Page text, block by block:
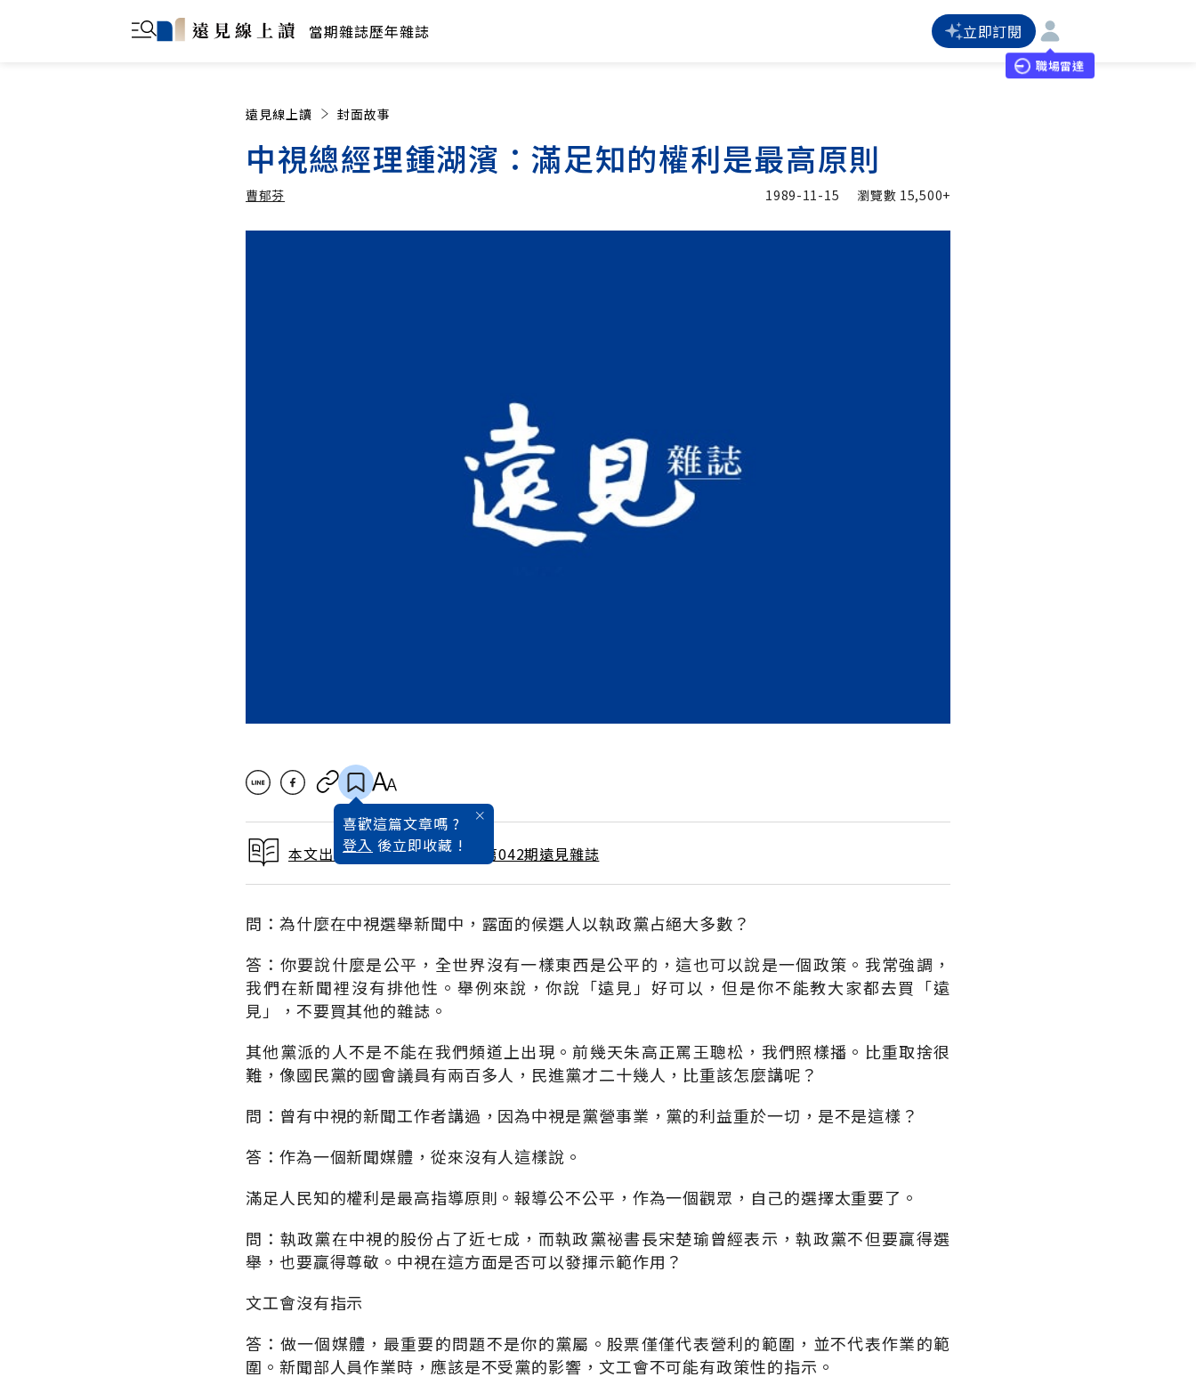
當期雜誌歷年雜誌 立即訂閱
職場雷達
遠見線上讀 封面故事
中視總經理鍾湖濱：滿足知的權利是最高原則
曹郁芬 1989-11-15 瀏覽數 15,500+
喜歡這篇文章嗎 ?
登入 後立即收藏 !
本文出自 1989 / 12月號雜誌 第042期遠見雜誌
問：為什麼在中視選舉新聞中，露面的候選人以執政黨占絕大多數？
答：你要說什麼是公平，全世界沒有一樣東西是公平的，這也可以說是一個政策。我常強調，
我們在新聞裡沒有排他性。舉例來說，你說「遠見」好可以，但是你不能教大家都去買「遠
見」，不要買其他的雜誌。
其他黨派的人不是不能在我們頻道上出現。前幾天朱高正罵王聰松，我們照樣播。比重取捨很
難，像國民黨的國會議員有兩百多人，民進黨才二十幾人，比重該怎麼講呢？
問：曾有中視的新聞工作者講過，因為中視是黨營事業，黨的利益重於一切，是不是這樣？
答：作為一個新聞媒體，從來沒有人這樣說。
滿足人民知的權利是最高指導原則。報導公不公平，作為一個觀眾，自己的選擇太重要了。
問：執政黨在中視的股份占了近七成，而執政黨祕書長宋楚瑜曾經表示，執政黨不但要贏得選
舉，也要贏得尊敬。中視在這方面是否可以發揮示範作用？
文工會沒有指示
答：做一個媒體，最重要的問題不是你的黨屬。股票僅僅代表營利的範圍，並不代表作業的範
圍。新聞部人員作業時，應該是不受黨的影響，文工會不可能有政策性的指示。